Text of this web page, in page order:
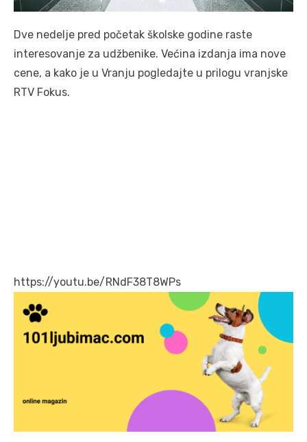
Dve nedelje pred početak školske godine raste
interesovanje za udžbenike. Većina izdanja ima nove
cene, a kako je u Vranju pogledajte u prilogu vranjske
RTV Fokus.
https://youtu.be/RNdF38T8WPs